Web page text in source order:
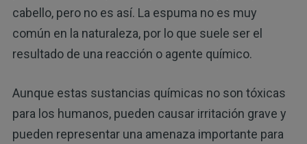
cabello, pero no es así. La espuma no es muy
común en la naturaleza, por lo que suele ser el
resultado de una reacción o agente químico.
Aunque estas sustancias químicas no son tóxicas
para los humanos, pueden causar irritación grave y
pueden representar una amenaza importante para